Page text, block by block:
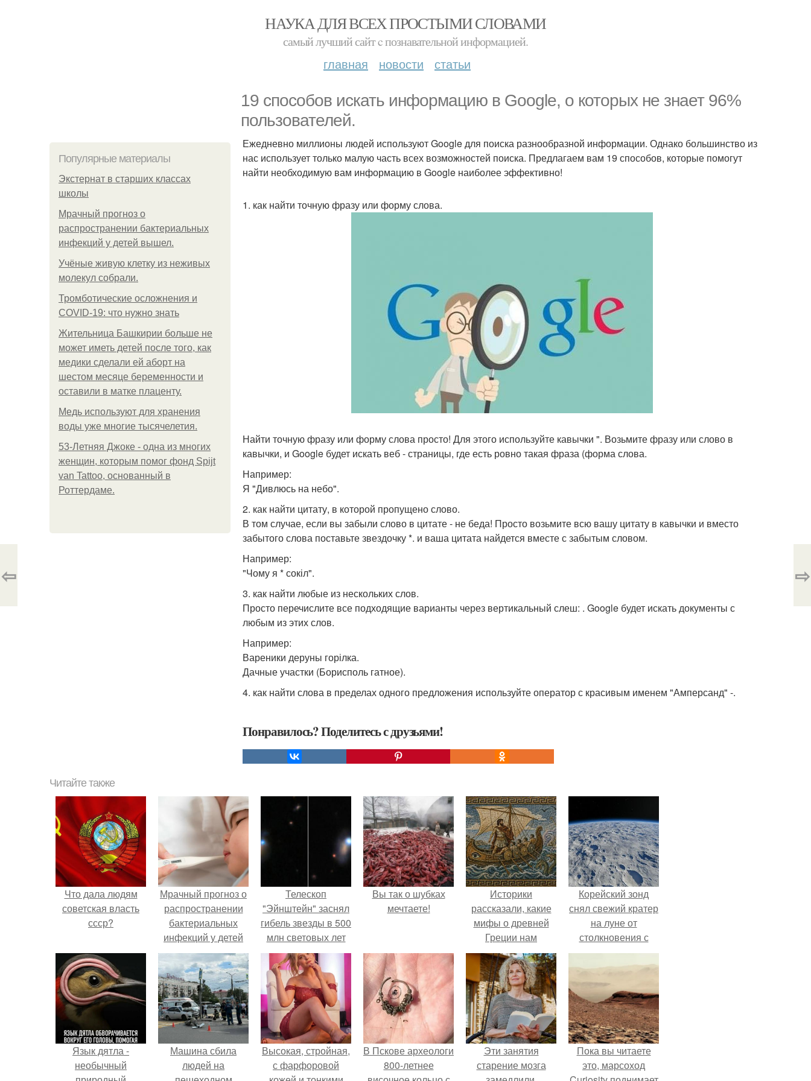
НАУКА ДЛЯ ВСЕХ ПРОСТЫМИ СЛОВАМИ
самый лучший сайт c познавательной информацией.
главная новости статьи
19 способов искать информацию в Google, о которых не знает 96%
пользователей.
Популярные материалы
Экстернат в старших классах
школы
Мрачный прогноз о
распространении бактериальных
инфекций у детей вышел.
Учёные живую клетку из неживых
молекул собрали.
Тромботические осложнения и
COVID-19: что нужно знать
Жительница Башкирии больше не
может иметь детей после того, как
медики сделали ей аборт на
шестом месяце беременности и
оставили в матке плаценту.
Медь используют для хранения
воды уже многие тысячелетия.
53-Летняя Джоке - одна из многих
женщин, которым помог фонд Spijt
van Tattoo, основанный в
Роттердаме.
Ежедневно миллионы людей используют Google для поиска разнообразной информации. Однако большинство из
нас использует только малую часть всех возможностей поиска. Предлагаем вам 19 способов, которые помогут
найти необходимую вам информацию в Google наиболее эффективно!
1. как найти точную фразу или форму слова.
Найти точную фразу или форму слова просто! Для этого используйте кавычки ". Возьмите фразу или слово в
кавычки, и Google будет искать веб - страницы, где есть ровно такая фраза (форма слова.
Например:
Я "Дивлюсь на небо".
2. как найти цитату, в которой пропущено слово.
В том случае, если вы забыли слово в цитате - не беда! Просто возьмите всю вашу цитату в кавычки и вместо
забытого слова поставьте звездочку *. и ваша цитата найдется вместе с забытым словом.
Например:
"Чому я * сокіл".
3. как найти любые из нескольких слов.
Просто перечислите все подходящие варианты через вертикальный слеш: . Google будет искать документы с
любым из этих слов.
Например:
Вареники деруны горілка.
Дачные участки (Борисполь гатное).
4. как найти слова в пределах одного предложения используйте оператор с красивым именем "Амперсанд" -.
Понравилось? Поделитесь с друзьями!
⇦ ⇨
Читайте также
Что дала людям
советская власть
ссср?
Мрачный прогноз о
распространении
бактериальных
инфекций у детей
вышел.
Телескоп
"Эйнштейн" заснял
гибель звезды в 500
млн световых лет
от земли.
Вы так о шубках
мечтаете!
Историки
рассказали, какие
мифы о древней
Греции нам
навязало кино.
Корейский зонд
снял свежий кратер
на луне от
столкновения с
обломком Falcon 9.
Язык дятла -
необычный
Машина сбила
людей на
Высокая, стройная,
с фарфоровой
В Пскове археологи
800-летнее
Эти занятия
старение мозга
Пока вы читаете
это, марсоход